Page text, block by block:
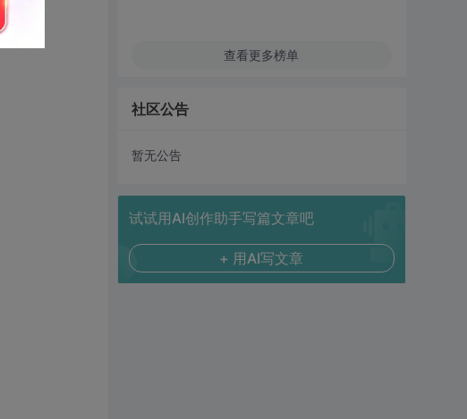
查看更多榜单
社区公告
暂无公告
试试用AI创作助手写篇文章吧
+ 用AI写文章